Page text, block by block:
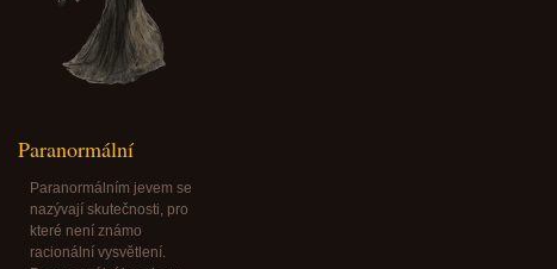
Paranormální
Paranormálním jevem se
nazývají skutečnosti, pro
které není známo
racionální vysvětlení.